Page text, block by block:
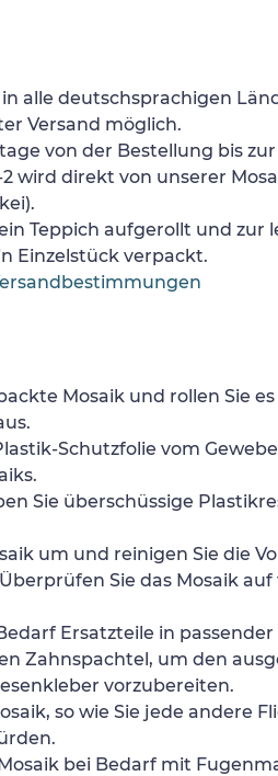
alle deutschsprachigen
Versand möglich.
von der Bestellung bis
2 wird direkt von unserer
Teppich aufgerollt und zur
Einzelstück verpackt.
Mosaik und rollen Sie
Schutzfolie vom
Sie überschüssige
um und reinigen Sie die
Sie das Mosaik
Ersatzteile in passender
Zahnspachtel, um den
vorzubereiten.
so wie Sie jede andere
bei Bedarf mit